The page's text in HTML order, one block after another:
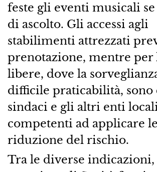
feste gli eventi musicali
di ascolto. Gli accessi agli
stabilimenti attrezzati
prenotazione, mentre per
libere, dove la
difficile praticabilità,
sindaci e gli altri enti
competenti ad applicare
riduzione del rischio.
Tra le diverse indicazioni,